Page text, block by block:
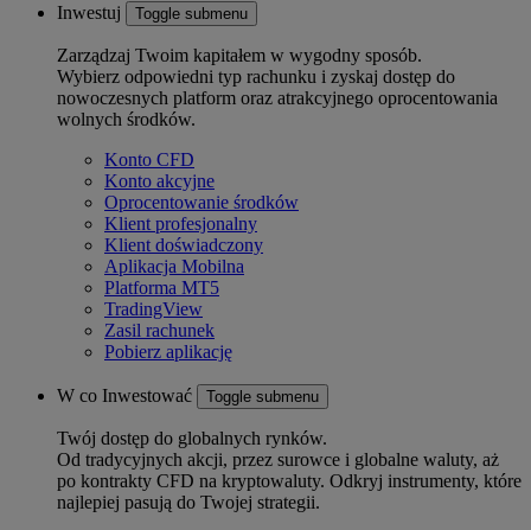
Inwestuj Toggle submenu
Zarządzaj Twoim kapitałem w wygodny sposób.
Wybierz odpowiedni typ rachunku i zyskaj dostęp do
nowoczesnych platform oraz atrakcyjnego oprocentowania
wolnych środków.
Konto CFD
Konto akcyjne
Oprocentowanie środków
Klient profesjonalny
Klient doświadczony
Aplikacja Mobilna
Platforma MT5
TradingView
Zasil rachunek
Pobierz aplikację
W co Inwestować Toggle submenu
Twój dostęp do globalnych rynków.
Od tradycyjnych akcji, przez surowce i globalne waluty, aż
po kontrakty CFD na kryptowaluty. Odkryj instrumenty, które
najlepiej pasują do Twojej strategii.